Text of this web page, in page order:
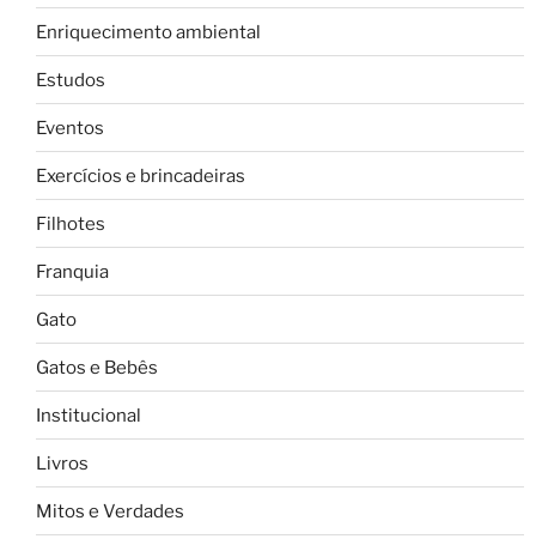
Enriquecimento ambiental
Estudos
Eventos
Exercícios e brincadeiras
Filhotes
Franquia
Gato
Gatos e Bebês
Institucional
Livros
Mitos e Verdades